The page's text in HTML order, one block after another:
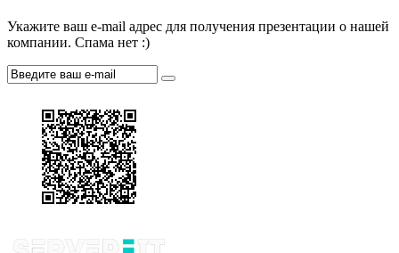
Укажите ваш e-mail адрес для получения презентации о нашей
компании. Спама нет :)